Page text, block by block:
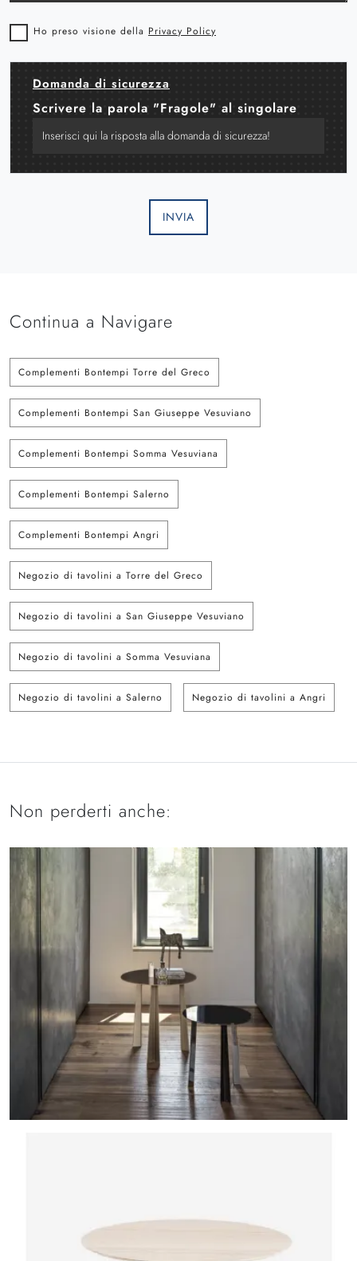
Ho preso visione della Privacy Policy
Domanda di sicurezza
Scrivere la parola "Fragole" al singolare
INVIA
Continua a Navigare
Complementi Bontempi Torre del Greco
Complementi Bontempi San Giuseppe Vesuviano
Complementi Bontempi Somma Vesuviana
Complementi Bontempi Salerno
Complementi Bontempi Angri
Negozio di tavolini a Torre del Greco
Negozio di tavolini a San Giuseppe Vesuviano
Negozio di tavolini a Somma Vesuviana
Negozio di tavolini a Salerno Negozio di tavolini a Angri
Non perderti anche: